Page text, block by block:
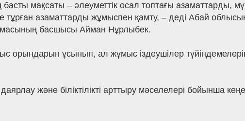
мақсаты – әлеуметтік осал топтағы азаматтарды,
тұрған азаматтарды жұмыспен қамту, – деді Абай
басшысы Айман Нұрлыбек.
орындарын ұсынып, ал жұмыс іздеушілер
және біліктілікті арттыру мәселелері бойынша